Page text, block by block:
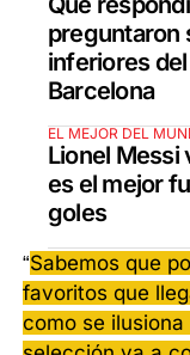
preguntaron
inferiores
Barcelona
EL MEJOR DEL
Lionel Messi
es el mejor
goles
“Sabemos que
favoritos que
como se